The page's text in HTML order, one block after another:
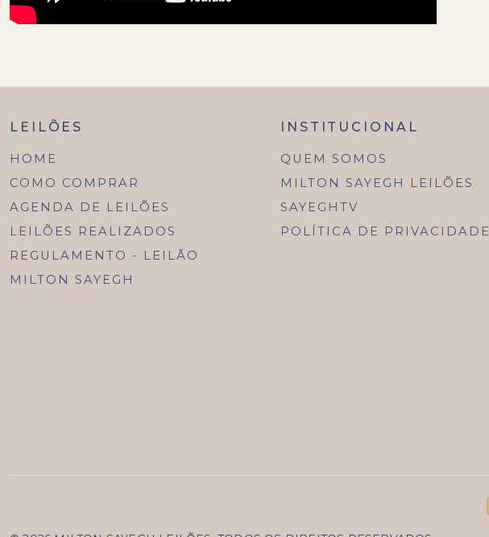
LEILÕES
HOME
COMO COMPRAR
AGENDA DE LEILÕES
LEILÕES REALIZADOS
REGULAMENTO - LEILÃO
MILTON SAYEGH
INSTITUCIONAL
QUEM SOMOS
MILTON SAYEGH LEILÕES
SAYEGHTV
POLÍTICA DE PRIVACIDADE